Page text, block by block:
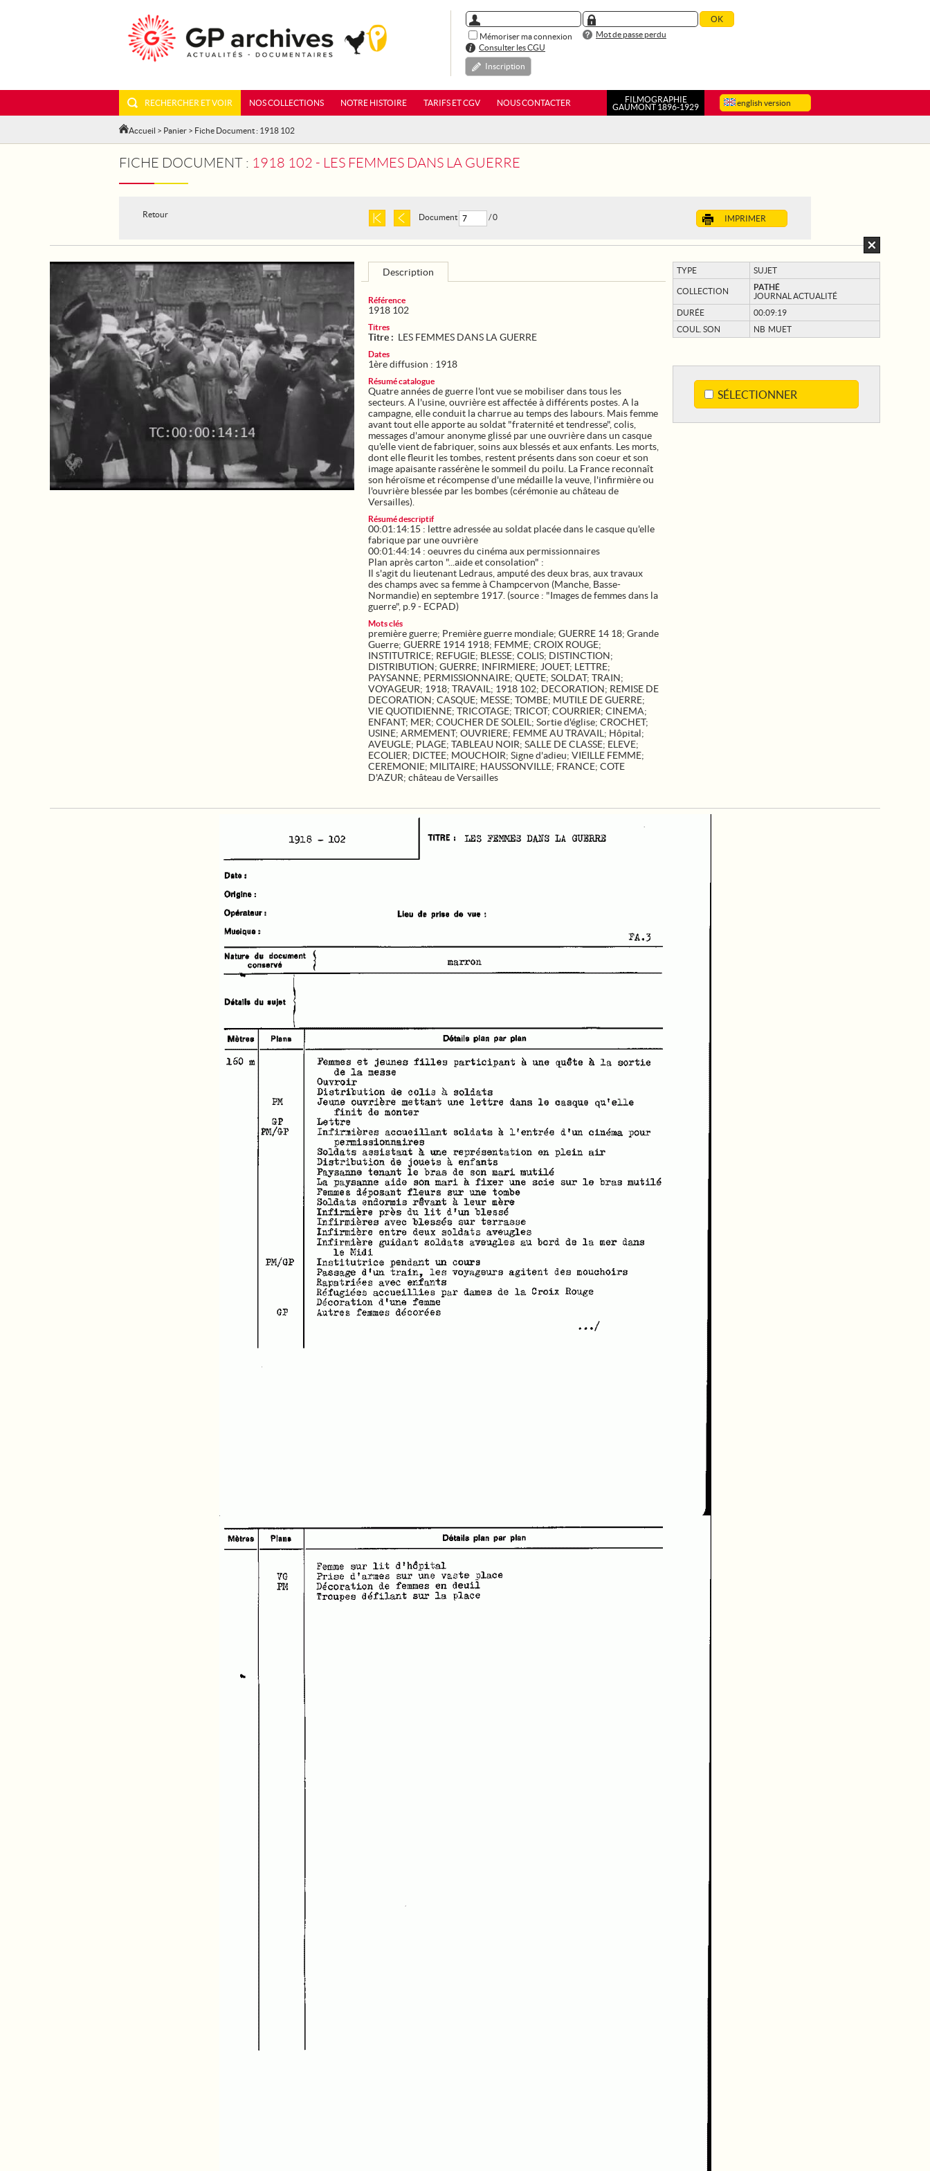
Mémoriser ma connexion
Mot de passe perdu
Consulter les CGU
Inscription
english version
RECHERCHER ET VOIR NOS COLLECTIONS NOTRE HISTOIRE TARIFS ET CGV NOUS CONTACTER
FILMOGRAPHIE
GAUMONT 1896-1929
Accueil > Panier > Fiche Document : 1918 102
FICHE DOCUMENT : 1918 102 - LES FEMMES DANS LA GUERRE
Retour IMPRIMER
Document / 0
TYPE SUJET
COLLECTION
PATHÉ
JOURNAL ACTUALITÉ
DURÉE
00:09:19
COUL. SON
NB MUET
SÉLECTIONNER
Description
Référence
1918 102
Titres
Titre : LES FEMMES DANS LA GUERRE
Dates
1ère diffusion : 1918
Résumé catalogue
Quatre années de guerre l'ont vue se mobiliser dans tous les
secteurs. A l'usine, ouvrière est affectée à différents postes. A la
campagne, elle conduit la charrue au temps des labours. Mais femme
avant tout elle apporte au soldat "fraternité et tendresse", colis,
messages d'amour anonyme glissé par une ouvrière dans un casque
qu'elle vient de fabriquer, soins aux blessés et aux enfants. Les morts,
dont elle fleurit les tombes, restent présents dans son coeur et son
image apaisante rassérène le sommeil du poilu. La France reconnaît
son héroïsme et récompense d'une médaille la veuve, l'infirmière ou
l'ouvrière blessée par les bombes (cérémonie au château de
Versailles).
Résumé descriptif
00:01:14:15 : lettre adressée au soldat placée dans le casque qu'elle
fabrique par une ouvrière
00:01:44:14 : oeuvres du cinéma aux permissionnaires
Plan après carton "...aide et consolation" :
Il s'agit du lieutenant Ledraus, amputé des deux bras, aux travaux
des champs avec sa femme à Champcervon (Manche, Basse-
Normandie) en septembre 1917. (source : "Images de femmes dans la
guerre", p.9 - ECPAD)
Mots clés
première guerre; Première guerre mondiale; GUERRE 14 18; Grande
Guerre; GUERRE 1914 1918; FEMME; CROIX ROUGE;
INSTITUTRICE; REFUGIE; BLESSE; COLIS; DISTINCTION;
DISTRIBUTION; GUERRE; INFIRMIERE; JOUET; LETTRE;
PAYSANNE; PERMISSIONNAIRE; QUETE; SOLDAT; TRAIN;
VOYAGEUR; 1918; TRAVAIL ; 1918 102; DECORATION; REMISE DE
DECORATION; CASQUE; MESSE; TOMBE; MUTILE DE GUERRE;
VIE QUOTIDIENNE; TRICOTAGE; TRICOT; COURRIER; CINEMA;
ENFANT; MER; COUCHER DE SOLEIL ; Sortie d'église; CROCHET;
USINE; ARMEMENT; OUVRIERE; FEMME AU TRAVAIL ; Hôpital;
AVEUGLE; PLAGE; TABLEAU NOIR; SALLE DE CLASSE; ELEVE;
ECOLIER; DICTEE; MOUCHOIR; Signe d'adieu; VIEILLE FEMME;
CEREMONIE; MILITAIRE; HAUSSONVILLE; FRANCE; COTE
D'AZUR; château de Versailles